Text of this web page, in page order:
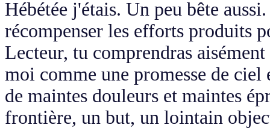
Hébétée j'étais. Un peu bête
récompenser les efforts produits
Lecteur, tu comprendras
moi comme une promesse de
de maintes douleurs et maintes
frontière, un but, un lointain